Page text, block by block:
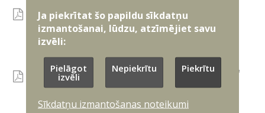
Faktu lapa par pretmobilitātes
infrastruktūras izveidi
Faktu lapa par Militāro poligonu "Sēlija"
Infografikas
Ja piekrītat šo papildu sīkdatņu
izmantošanai, lūdzu, atzīmējiet savu
izvēli:
Pielāgot
izvēli
Nepiekrītu Piekrītu
Sīkdatņu izmantošanas noteikumi